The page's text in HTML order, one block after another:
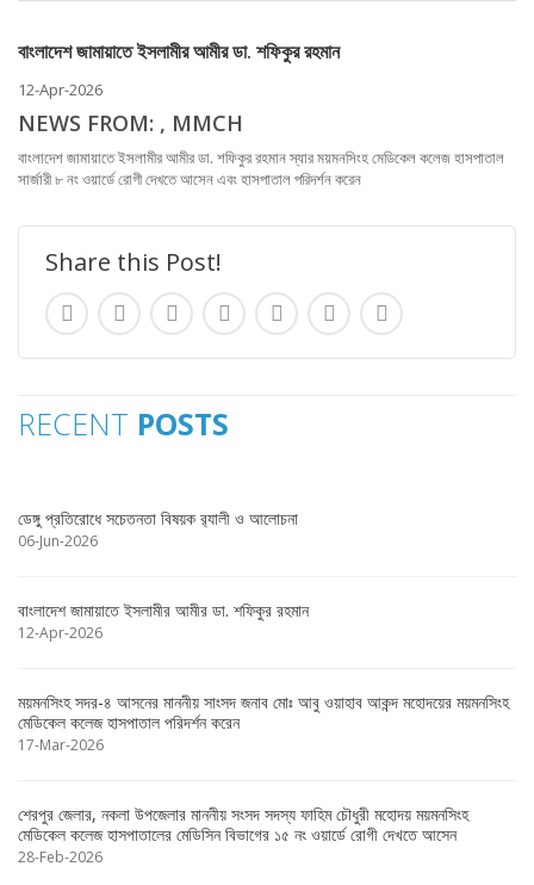
বাংলাদেশ জামায়াতে ইসলামীর আমীর ডা. শফিকুর রহমান
12-Apr-2026
NEWS FROM: , MMCH
বাংলাদেশ জামায়াতে ইসলামীর আমীর ডা. শফিকুর রহমান স্যার ময়মনসিংহ মেডিকেল কলেজ হাসপাতাল
সার্জারী ৮ নং ওয়ার্ডে রোগী দেখতে আসেন এবং হাসপাতাল পরিদর্শন করেন
Share this Post!
RECENT POSTS
ডেঙ্গু প্রতিরোধে সচেতনতা বিষয়ক র‌্যালী ও আলোচনা
06-Jun-2026
বাংলাদেশ জামায়াতে ইসলামীর আমীর ডা. শফিকুর রহমান
12-Apr-2026
ময়মনসিংহ সদর-৪ আসনের মাননীয় সাংসদ জনাব মোঃ আবু ওয়াহাব আকন্দ মহোদয়ের ময়মনসিংহ
মেডিকেল কলেজ হাসপাতাল পরিদর্শন করেন
17-Mar-2026
শেরপুর জেলার, নকলা উপজেলার মাননীয় সংসদ সদস্য ফাহিম চৌধুরী মহোদয় ময়মনসিংহ
মেডিকেল কলেজ হাসপাতালের মেডিসিন বিভাগের ১৫ নং ওয়ার্ডে রোগী দেখতে আসেন
28-Feb-2026